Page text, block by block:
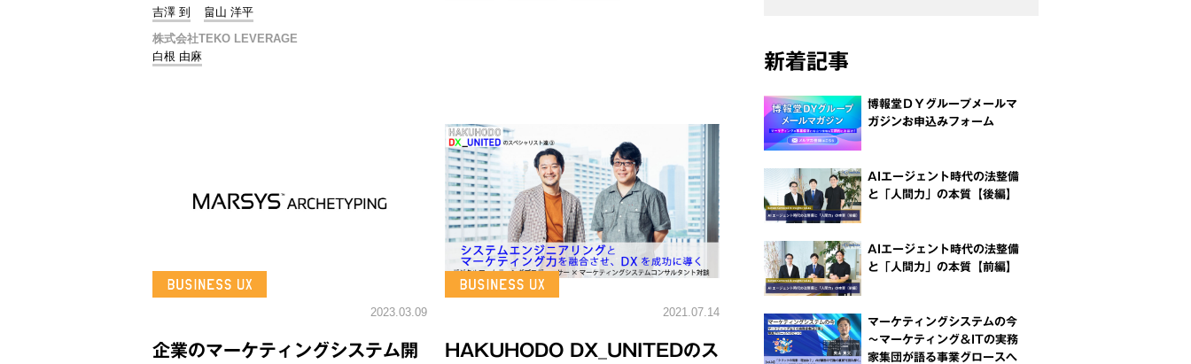
吉澤 到
畠山 洋平
株式会社TEKO LEVERAGE
白根 由麻
2023.03.09
企業のマーケティングシステム開
2021.07.14
HAKUHODO DX_UNITEDのス
新着記事
博報堂ＤＹグループメールマ
ガジンお申込みフォーム
AIエージェント時代の法整備
と「人間力」の本質【後編】
AIエージェント時代の法整備
と「人間力」の本質【前編】
マーケティングシステムの今
～マーケティング＆ITの実務
家集団が語る事業グロースへ